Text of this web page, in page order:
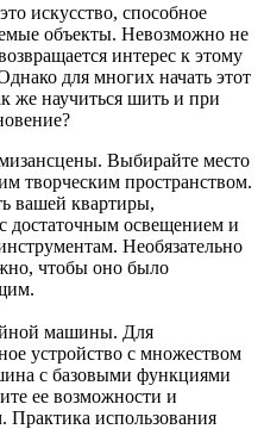
искусство, способное
объекты. Невозможно не
интерес к этому
для многих начать этот
же научиться шить и при
Выбирайте место
творческим пространством.
вашей квартиры,
достаточным освещением и
Необязательно
чтобы оно было
машины. Для
устройство с множеством
с базовыми функциями
ее возможности и
Практика использования